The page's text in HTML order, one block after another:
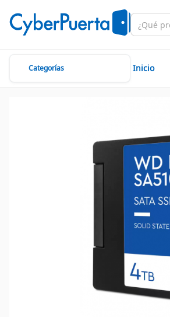
Categorías Inicio